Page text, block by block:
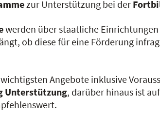
zur Unterstützung bei der
werden über staatliche Einrichtungen
ob diese für eine Förderung
Angebote inklusive
Unterstützung, darüber hinaus ist